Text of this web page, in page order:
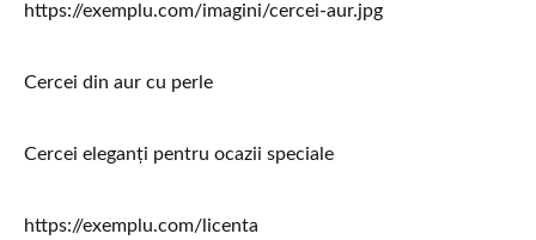
https://exemplu.com/imagini/cercei-aur.jpg
Cercei din aur cu perle
Cercei eleganți pentru ocazii speciale
https://exemplu.com/licenta